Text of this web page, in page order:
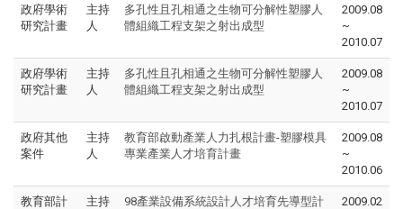
政府學術
研究計畫
主持
人
多孔性且孔相通之生物可分解性塑膠人
體組織工程支架之射出成型
2009.08
~
2010.07
政府學術
研究計畫
主持
人
多孔性且孔相通之生物可分解性塑膠人
體組織工程支架之射出成型
2009.08
~
2010.07
政府其他
案件
主持
人
教育部啟動產業人力扎根計畫-塑膠模具
專業產業人才培育計畫
2009.08
~
2010.06
教育部計
主持
98產業設備系統設計人才培育先導型計
2009.02